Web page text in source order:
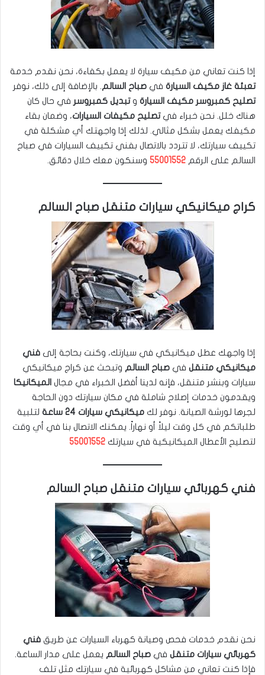
إذا كنت تعاني من مكيف سيارة لا يعمل بكفاءة، نحن نقدم خدمة
تعبئة غاز مكيف السيارة في صباح السالم. بالإضافة إلى ذلك، نوفر
تصليح كمبروسر مكيف السيارة وتبديل كمبروسر في حال كان
هناك خلل. نحن خبراء فيتصليح مكيفات السيارات، وضمان بقاء
مكيفك يعمل بشكل مثالي. لذلك إذا واجهتك أي مشكلة في
تكييف سيارتك، لا تتردد بالاتصال بفني تكييف السيارات في صباح
السالم على الرقم 55001552 وسنكون معك خلال دقائق.
كراج ميكانيكي سيارات متنقل صباح السالم
إذا واجهك عطل ميكانيكي في سيارتك، وكنت بحاجة إلى فني
ميكانيكي متنقل في صباح السالم وتبحث عن كراج ميكانيكي
سيارات وبنشر متنقل، فإنه لدينا أفضل الخبراء في مجال الميكانيكا
ويقدمون خدمات إصلاح شاملة في مكان سيارتك دون الحاجة
لجرها لورشة الصيانة. نوفر لك ميكانيكي سيارات 24 ساعة
لتلبية
طلباتكم في كل وقت ليلاً أو نهاراً. يمكنك الاتصال بنا في أي وقت
لتصليح الأعطال الميكانيكية في سيارتك 55001552
فني كهربائي سيارات متنقل صباح السالم
نحن نقدم خدمات فحص وصيانة كهرباء السيارات عن طريق فني
كهربائي سيارات متنقل في صباح السالم يعمل على مدار الساعة.
فإذا كنت تعاني من مشاكل كهربائية في سيارتك مثل تلف